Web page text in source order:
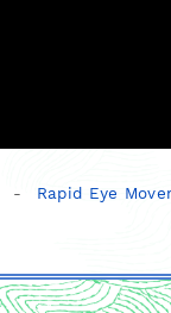
-
Rapid Eye